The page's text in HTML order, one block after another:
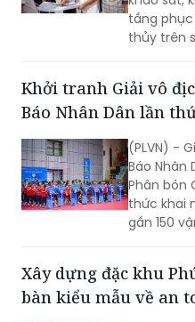
tầng
thủy trên
Khởi tranh Giải vô
Báo Nhân Dân lần
(PLVN) -
Báo Nhân
Phân bón
thức khai
gần 150
Xây dựng đặc khu
bàn kiểu mẫu về an